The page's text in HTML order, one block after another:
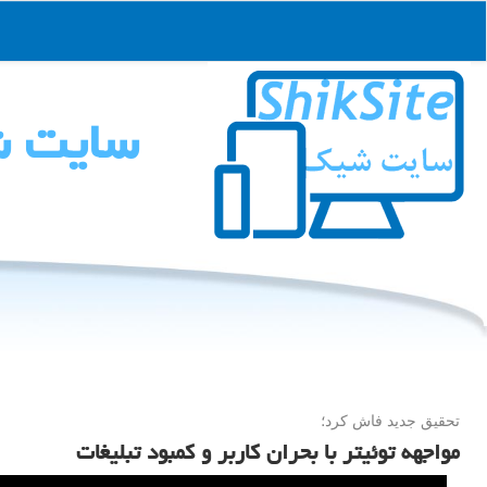
تحقیق جدید فاش كرد؛
مواجهه توئیتر با بحران کاربر و کمبود تبلیغات